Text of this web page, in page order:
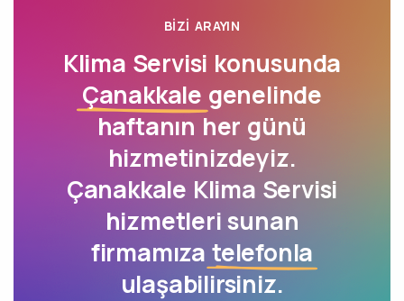
BIZI ARAYIN
Klima Servisi konusunda
Çanakkale genelinde
haftanın her günü
hizmetinizdeyiz.
Çanakkale Klima Servisi
hizmetleri sunan
firmamıza telefonla
ulaşabilirsiniz.